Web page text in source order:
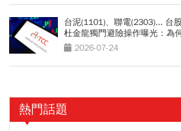
台泥(1101)、聯電(2303)... 台
杜金龍獨門避險操作曝光：為
2026-07-24
熱門話題